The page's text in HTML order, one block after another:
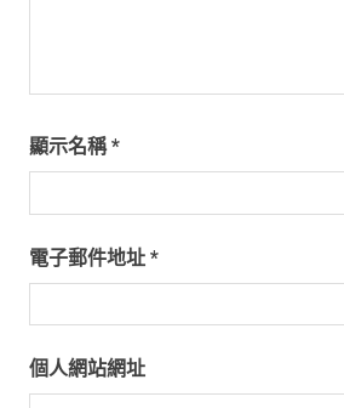
顯示名稱*
電子郵件地址 *
個人網站網址